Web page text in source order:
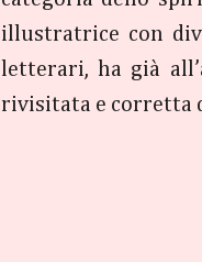
illustratrice con
letterari, ha già
rivisitata e corretta